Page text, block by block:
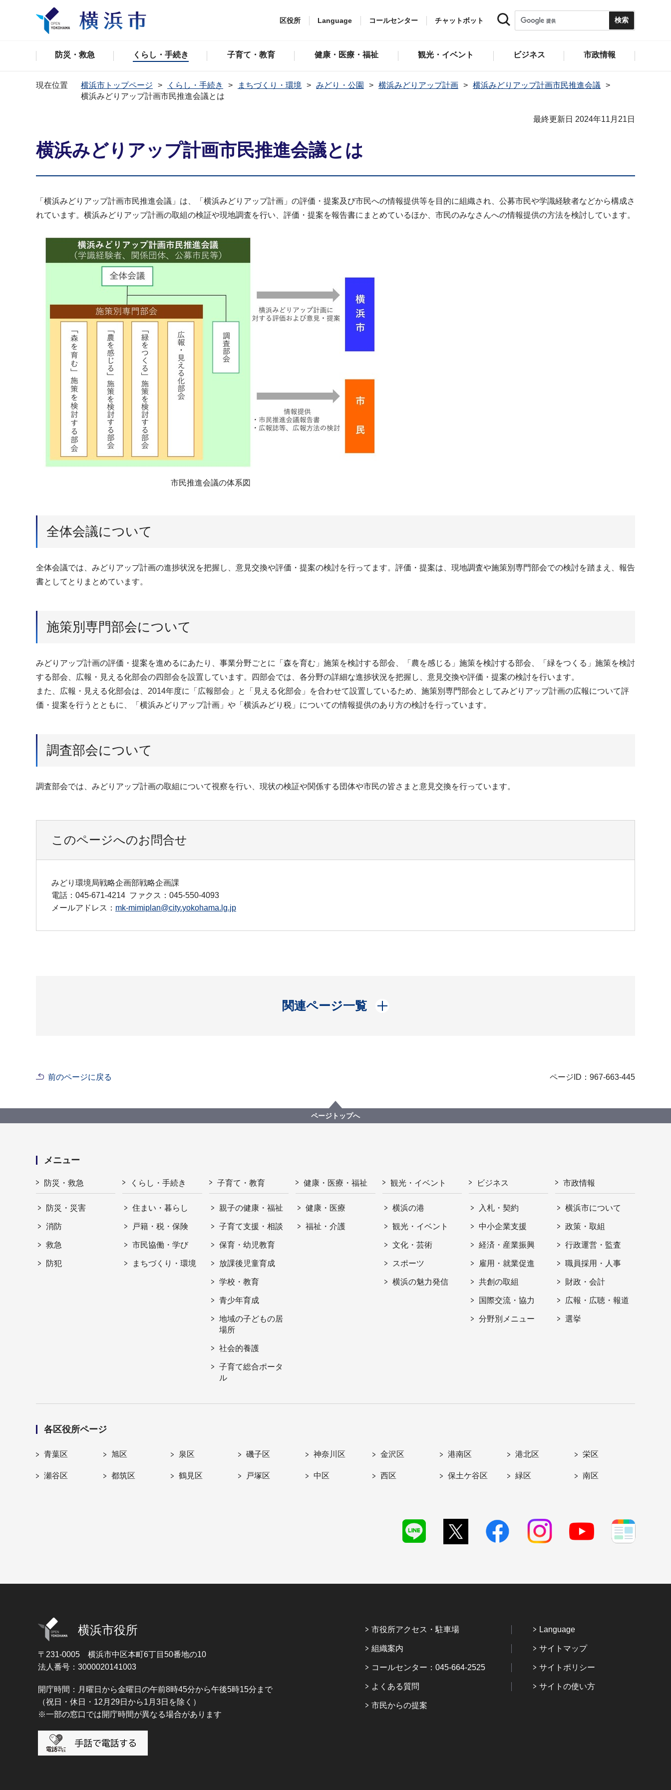
区役所 Language コールセンター チャットボット
防災・救急 くらし・手続き 子育て・教育 健康・医療・福祉 観光・イベント ビジネス 市政情報
現在位置 横浜市トップページ くらし・手続き まちづくり・環境 みどり・公園 横浜みどりアップ計画
横浜みどりアップ計画市民推進会議
横浜みどりアップ計画市民推進会議とは
最終更新日 2024年11月21日
横浜みどりアップ計画市民推進会議とは
「横浜みどりアップ計画市民推進会議」は、「横浜みどりアップ計画」の評価・提案及び市民への情報提供等を目的に組織され、公募市民や学識経験者などから構成さ
れています。横浜みどりアップ計画の取組の検証や現地調査を行い、評価・提案を報告書にまとめているほか、市民のみなさんへの情報提供の方法を検討しています。
市民推進会議の体系図
全体会議について
全体会議では、みどりアップ計画の進捗状況を把握し、意見交換や評価・提案の検討を行ってます。評価・提案は、現地調査や施策別専門部会での検討を踏まえ、報告
書としてとりまとめています。
施策別専門部会について
みどりアップ計画の評価・提案を進めるにあたり、事業分野ごとに「森を育む」施策を検討する部会、「農を感じる」施策を検討する部会、「緑をつくる」施策を検討
する部会、広報・見える化部会の四部会を設置しています。四部会では、各分野の詳細な進捗状況を把握し、意見交換や評価・提案の検討を行います。
また、広報・見える化部会は、2014年度に「広報部会」と「見える化部会」を合わせて設置しているため、施策別専門部会としてみどりアップ計画の広報について評
価・提案を行うとともに、「横浜みどりアップ計画」や「横浜みどり税」についての情報提供のあり方の検討を行っています。
調査部会について
調査部会では、みどりアップ計画の取組について視察を行い、現状の検証や関係する団体や市民の皆さまと意見交換を行っています。
このページへのお問合せ
みどり環境局戦略企画部戦略企画課
電話：045-671-4214 ファクス：045-550-4093
メールアドレス： mk-mimiplan@city.yokohama.lg.jp
関連ページ一覧
開く
前のページに戻る ページID：967-663-445
ページトップへ
メニュー
防災・救急
防災・災害
消防
救急
防犯
くらし・手続き
住まい・暮らし
戸籍・税・保険
市民協働・学び
まちづくり・環境
子育て・教育
親子の健康・福祉
子育て支援・相談
保育・幼児教育
放課後児童育成
学校・教育
青少年育成
地域の子どもの居
場所
社会的養護
子育て総合ポータ
ル
健康・医療・福祉
健康・医療
福祉・介護
観光・イベント
横浜の港
観光・イベント
文化・芸術
スポーツ
横浜の魅力発信
ビジネス
入札・契約
中小企業支援
経済・産業振興
雇用・就業促進
共創の取組
国際交流・協力
分野別メニュー
市政情報
横浜市について
政策・取組
行政運営・監査
職員採用・人事
財政・会計
広報・広聴・報道
選挙
各区役所ページ
青葉区 旭区 泉区 磯子区 神奈川区 金沢区 港南区 港北区 栄区
瀬谷区 都筑区 鶴見区 戸塚区 中区 西区 保土ケ谷区 緑区 南区
横浜市役所
〒231-0005 横浜市中区本町6丁目50番地の10
法人番号：3000020141003
開庁時間：月曜日から金曜日の午前8時45分から午後5時15分まで
（祝日・休日・12月29日から1月3日を除く）
※一部の窓口では開庁時間が異なる場合があります
市役所アクセス・駐車場
組織案内
コールセンター：045-664-2525
よくある質問
市民からの提案
Language
サイトマップ
サイトポリシー
サイトの使い方